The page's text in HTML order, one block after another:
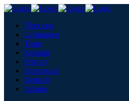
Über uns
Leistungen
Team
Kontakt
Privacy
Impressum
Deutsch
Italiano